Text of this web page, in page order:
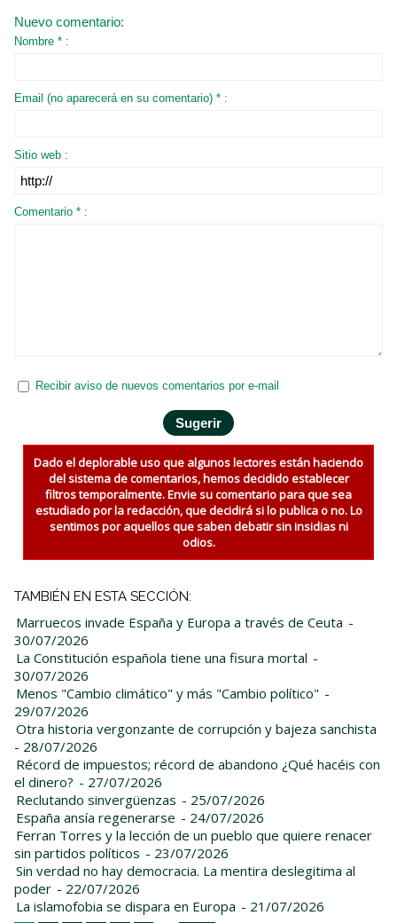
Nuevo comentario:
Nombre * :
Email (no aparecerá en su comentario) * :
Sitio web :
Comentario * :
Recibir aviso de nuevos comentarios por e-mail
Dado el deplorable uso que algunos lectores están haciendo
del sistema de comentarios, hemos decidido establecer
filtros temporalmente. Envie su comentario para que sea
estudiado por la redacción, que decidirá si lo publica o no. Lo
sentimos por aquellos que saben debatir sin insidias ni
odios.
TAMBIÉN EN ESTA SECCIÓN:
Marruecos invade España y Europa a través de Ceuta -
30/07/2026
La Constitución española tiene una fisura mortal -
30/07/2026
Menos "Cambio climático" y más "Cambio político" -
29/07/2026
Otra historia vergonzante de corrupción y bajeza sanchista
- 28/07/2026
Récord de impuestos; récord de abandono ¿Qué hacéis con
el dinero? - 27/07/2026
Reclutando sinvergüenzas - 25/07/2026
España ansía regenerarse - 24/07/2026
Ferran Torres y la lección de un pueblo que quiere renacer
sin partidos políticos - 23/07/2026
Sin verdad no hay democracia. La mentira deslegitima al
poder - 22/07/2026
La islamofobia se dispara en Europa - 21/07/2026